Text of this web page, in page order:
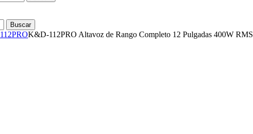
Buscar
112PROK&D-112PRO Altavoz de Rango Completo 12 Pulgadas 400W RMS